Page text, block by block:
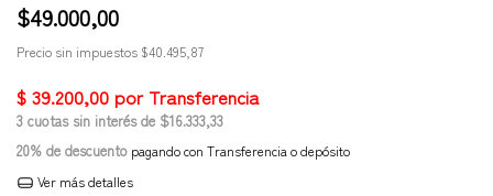
$49.000,00
Precio sin impuestos $40.495,87
3 cuotas sin interés de $16.333,33
20% de descuento pagando con Transferencia o depósito
Ver más detalles